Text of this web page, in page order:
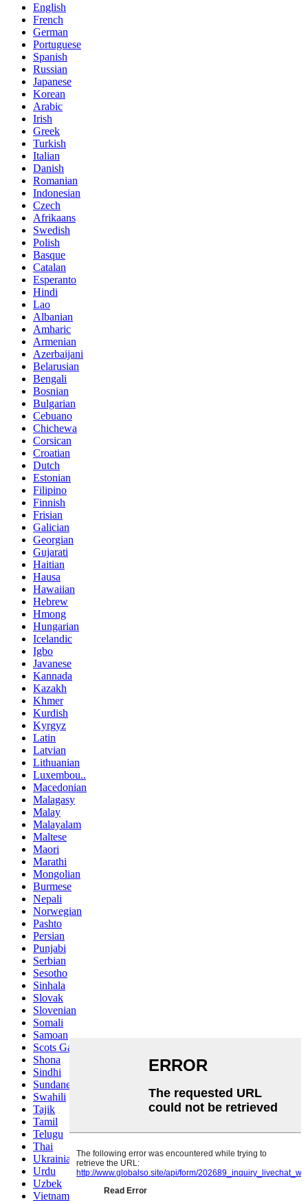
English
French
German
Portuguese
Spanish
Russian
Japanese
Korean
Arabic
Irish
Greek
Turkish
Italian
Danish
Romanian
Indonesian
Czech
Afrikaans
Swedish
Polish
Basque
Catalan
Esperanto
Hindi
Lao
Albanian
Amharic
Armenian
Azerbaijani
Belarusian
Bengali
Bosnian
Bulgarian
Cebuano
Chichewa
Corsican
Croatian
Dutch
Estonian
Filipino
Finnish
Frisian
Galician
Georgian
Gujarati
Haitian
Hausa
Hawaiian
Hebrew
Hmong
Hungarian
Icelandic
Igbo
Javanese
Kannada
Kazakh
Khmer
Kurdish
Kyrgyz
Latin
Latvian
Lithuanian
Luxembou..
Macedonian
Malagasy
Malay
Malayalam
Maltese
Maori
Marathi
Mongolian
Burmese
Nepali
Norwegian
Pashto
Persian
Punjabi
Serbian
Sesotho
Sinhala
Slovak
Slovenian
Somali
Samoan
Scots Gaelic
Shona
Sindhi
Sundanese
Swahili
Tajik
Tamil
Telugu
Thai
Ukrainian
Urdu
Uzbek
Vietnamese